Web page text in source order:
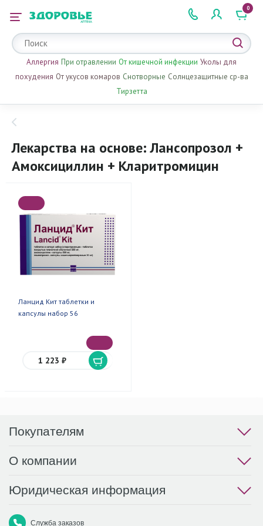
2 505 505
0
Аллергия При отравлении От кишечной инфекции Уколы для
похудения От укусов комаров Снотворные Солнцезащитные ср-ва
Тирзетта
Лекарства на основе: Лансопрозол +
Амоксициллин + Кларитромицин
Ланцид Кит таблетки и
капсулы набор 56
1 223 ₽
Покупателям
О компании
Юридическая информация
Служба заказов